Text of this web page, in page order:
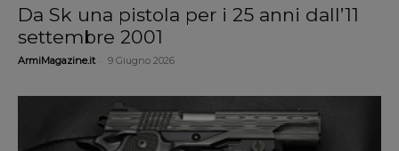
Da Sk una pistola per i 25 anni dall’11
settembre 2001
ArmiMagazine.it 9 Giugno 2026